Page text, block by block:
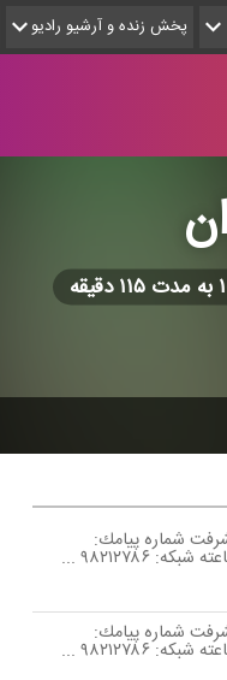
پخش زنده و آرشیو رادیو
شماره پیامك:
شماره پیامك: